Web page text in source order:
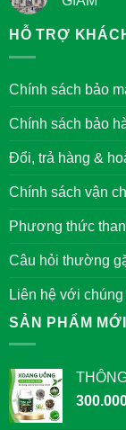
Đức
văn
hóa
Nam
xưa
có
bình
VỊ
THỜ
MIẾU
GIÁM
HỖ TRỢ
Chính sách bảo
Chính sách bảo
Đổi, trả hàng &
Chính sách vận
Phương thức
Câu hỏi thường
Liên hệ với chúng
SẢN PHẨM MỚI